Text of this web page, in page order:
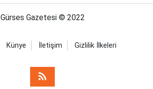
Gürses Gazetesi © 2022
Künye İletişim Gizlilik İlkeleri